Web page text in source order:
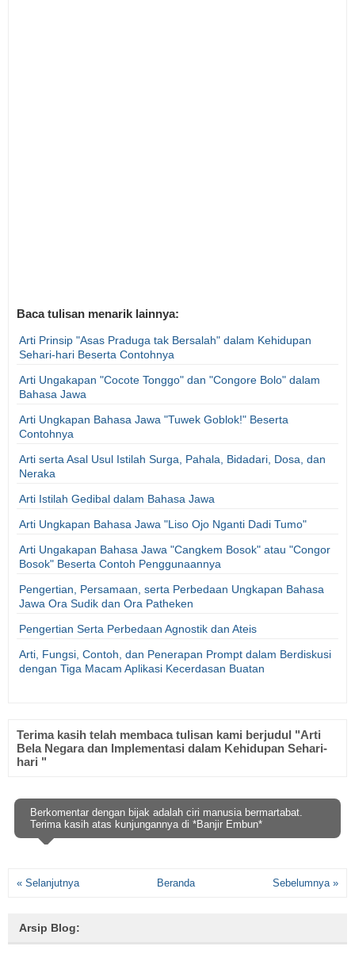
Baca tulisan menarik lainnya:
Arti Prinsip "Asas Praduga tak Bersalah" dalam Kehidupan
Sehari-hari Beserta Contohnya
Arti Ungakapan "Cocote Tonggo" dan "Congore Bolo" dalam
Bahasa Jawa
Arti Ungkapan Bahasa Jawa "Tuwek Goblok!" Beserta
Contohnya
Arti serta Asal Usul Istilah Surga, Pahala, Bidadari, Dosa, dan
Neraka
Arti Istilah Gedibal dalam Bahasa Jawa
Arti Ungkapan Bahasa Jawa "Liso Ojo Nganti Dadi Tumo"
Arti Ungakapan Bahasa Jawa "Cangkem Bosok" atau "Congor
Bosok" Beserta Contoh Penggunaannya
Pengertian, Persamaan, serta Perbedaan Ungkapan Bahasa
Jawa Ora Sudik dan Ora Patheken
Pengertian Serta Perbedaan Agnostik dan Ateis
Arti, Fungsi, Contoh, dan Penerapan Prompt dalam Berdiskusi
dengan Tiga Macam Aplikasi Kecerdasan Buatan
Terima kasih telah membaca tulisan kami berjudul "Arti
Bela Negara dan Implementasi dalam Kehidupan Sehari-
hari "
Berkomentar dengan bijak adalah ciri manusia bermartabat.
Terima kasih atas kunjungannya di *Banjir Embun*
« Selanjutnya Sebelumnya »
Beranda
Arsip Blog: